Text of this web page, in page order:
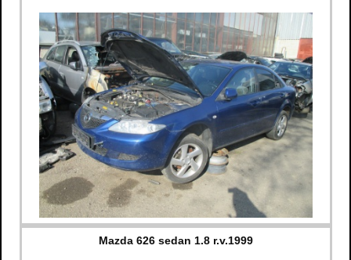
Mazda 626 sedan 1.8 r.v.1999